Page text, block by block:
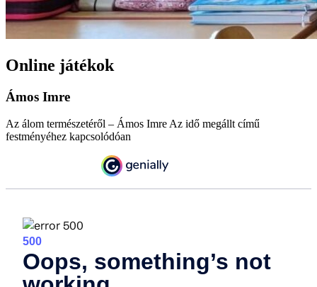
Online játékok
Ámos Imre
Az álom természetéről – Ámos Imre Az idő megállt című
festményéhez kapcsolódóan